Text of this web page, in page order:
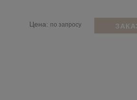
Цена: по запросу